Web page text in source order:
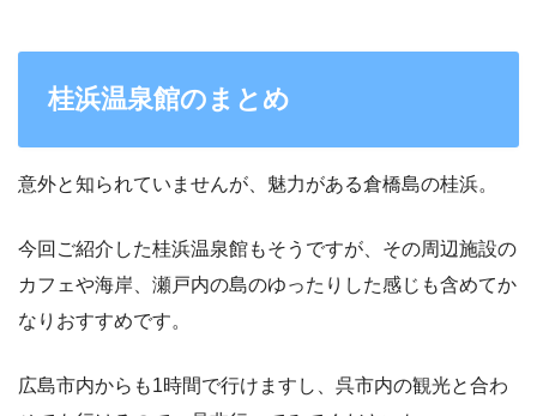
桂浜温泉館のまとめ
意外と知られていませんが、魅力がある倉橋島の桂浜。
今回ご紹介した桂浜温泉館もそうですが、その周辺施設の
カフェや海岸、瀬戸内の島のゆったりした感じも含めてか
なりおすすめです。
広島市内からも1時間で行けますし、呉市内の観光と合わ